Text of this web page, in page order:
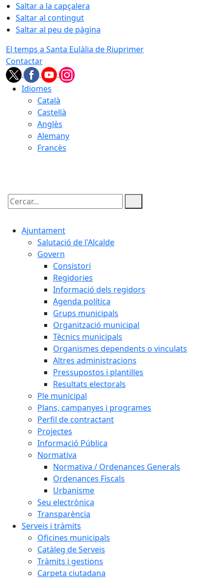
Saltar a la capçalera
Saltar al contingut
Saltar al peu de pàgina
El temps a Santa Eulàlia de Riuprimer
Contactar
Idiomes
Català
Castellà
Anglès
Alemany
Francès
Cercar:
Ajuntament
Salutació de l'Alcalde
Govern
Consistori
Regidories
Informació dels regidors
Agenda política
Grups municipals
Organització municipal
Tècnics municipals
Organismes dependents o vinculats
Altres administracions
Pressupostos i plantilles
Resultats electorals
Ple municipal
Plans, campanyes i programes
Perfil de contractant
Projectes
Informació Pública
Normativa
Normativa / Ordenances Generals
Ordenances Fiscals
Urbanisme
Seu electrònica
Transparència
Serveis i tràmits
Oficines municipals
Catàleg de Serveis
Tràmits i gestions
Carpeta ciutadana